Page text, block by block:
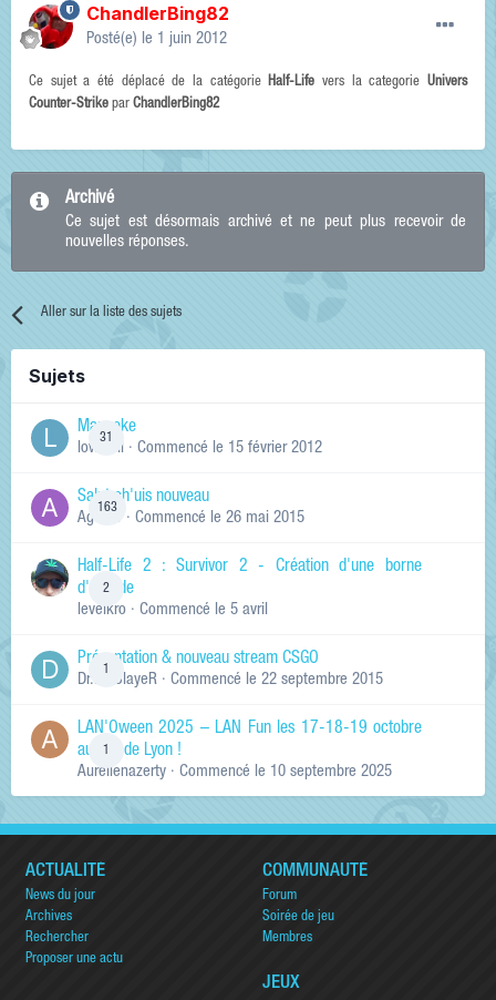
ChandlerBing82
Posté(e) le 1 juin 2012
Ce sujet a été déplacé de la catégorieHalf-Life vers la categorieUnivers
Counter-Strike par ChandlerBing82
Archivé
Ce sujet est désormais archivé et ne peut plus recevoir de
nouvelles réponses.
Aller sur la liste des sujets
Sujets
31
Manneke
lowskill · Commencé le 15 février 2012
163
Salut ch'uis nouveau
Ag0Nie · Commencé le 26 mai 2015
2
Half-Life 2 : Survivor 2 - Création d'une borne
d'arcade
levelkro · Commencé le 5 avril
Présentation & nouveau stream CSGO
Dr.KinSlayeR · Commencé le 22 septembre 2015
LAN'Oween 2025 – LAN Fun les 17-18-19 octobre
au sud de Lyon !
Aurelienazerty · Commencé le 10 septembre 2025
ACTUALITÉ
News du jour
Archives
Rechercher
Proposer une actu
COMMUNAUTÉ
Forum
Soirée de jeu
Membres
JEUX